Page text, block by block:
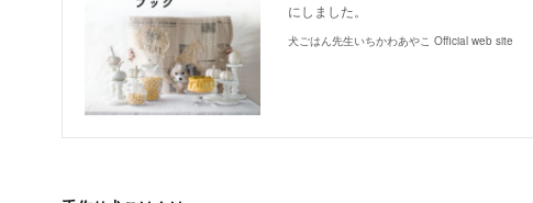
にしました。
犬ごはん先生いちかわあやこ Official web site